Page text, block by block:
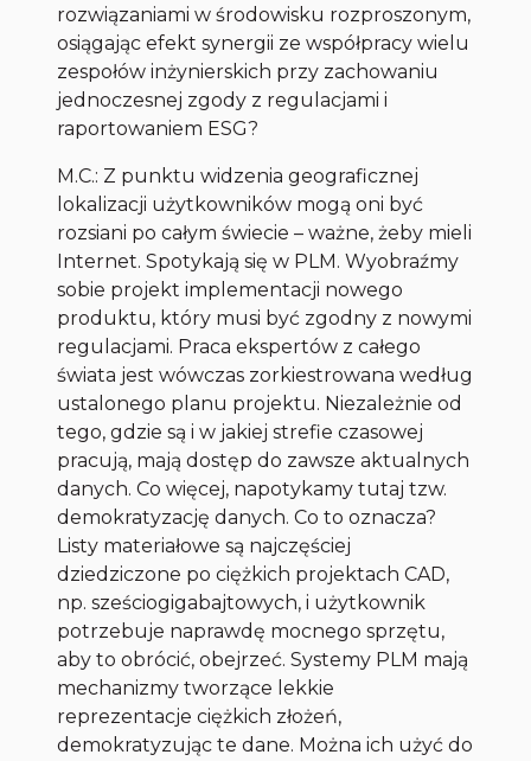
rozwiązaniami w środowisku rozproszonym,
osiągając efekt synergii ze współpracy wielu
zespołów inżynierskich przy zachowaniu
jednoczesnej zgody z regulacjami i
raportowaniem ESG?
M.C.: Z punktu widzenia geograficznej
lokalizacji użytkowników mogą oni być
rozsiani po całym świecie – ważne, żeby mieli
Internet. Spotykają się w PLM. Wyobraźmy
sobie projekt implementacji nowego
produktu, który musi być zgodny z nowymi
regulacjami. Praca ekspertów z całego
świata jest wówczas zorkiestrowana według
ustalonego planu projektu. Niezależnie od
tego, gdzie są i w jakiej strefie czasowej
pracują, mają dostęp do zawsze aktualnych
danych. Co więcej, napotykamy tutaj tzw.
demokratyzację danych. Co to oznacza?
Listy materiałowe są najczęściej
dziedziczone po ciężkich projektach CAD,
np. sześciogigabajtowych, i użytkownik
potrzebuje naprawdę mocnego sprzętu,
aby to obrócić, obejrzeć. Systemy PLM mają
mechanizmy tworzące lekkie
reprezentacje ciężkich złożeń,
demokratyzując te dane. Można ich użyć do